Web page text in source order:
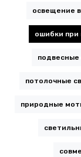
освещение
ошибки
подвесные
потолочные
природные